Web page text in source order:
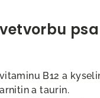
psa
B12 a
a taurin.